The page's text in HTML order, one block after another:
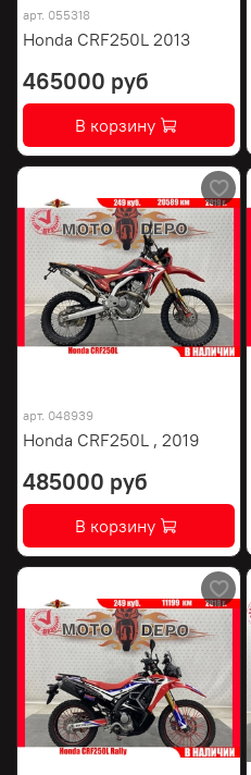
арт. 055318
Honda CRF250L 2013
465000 руб
В корзину
арт. 048939
Honda CRF250L , 2019
485000 руб
В корзину